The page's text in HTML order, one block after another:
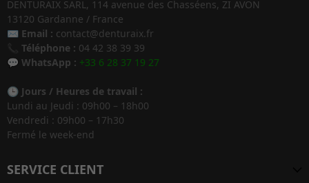
DENTURAIX SARL, 114 avenue des Chasséens, ZI AVON
13120 Gardanne / France
✉️ Email : contact@denturaix.fr
Téléphone : 04 42 38 39 39
💬 WhatsApp : +33 6 28 37 19 27
🕒 Jours / Heures de travail :
Lundi au Jeudi : 09h00 – 18h00
Vendredi : 09h00 – 17h30
Fermé le week-end
SERVICE CLIENT